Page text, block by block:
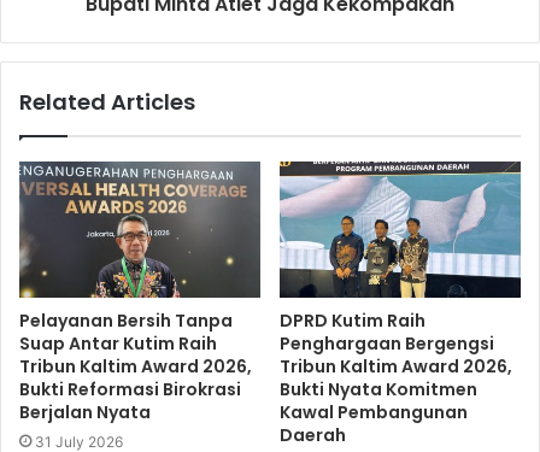
Related Articles
Pelayanan Bersih Tanpa
Suap Antar Kutim Raih
Tribun Kaltim Award 2026,
Bukti Reformasi Birokrasi
Berjalan Nyata
31 July 2026
DPRD Kutim Raih
Penghargaan Bergengsi
Tribun Kaltim Award 2026,
Bukti Nyata Komitmen
Kawal Pembangunan
Daerah